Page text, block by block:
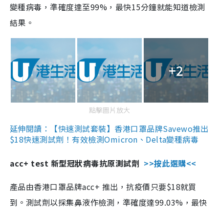
變種病毒，準確度達至99%，最快15分鐘就能知道檢測
結果。
+2
點擊圖片放大
延伸閱讀：【快速測試套裝】香港口罩品牌Savewo推出
$18快速測試劑！有效檢測Omicron、Delta變種病毒
acc+ test 新型冠狀病毒抗原測試劑 >>按此選購<<
產品由香港口罩品牌acc+ 推出，抗疫價只要$18就買
到。測試劑以採集鼻液作檢測，準確度達99.03%，最快